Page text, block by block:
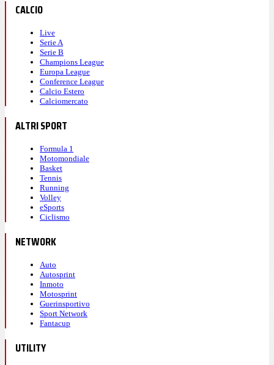
CALCIO
Live
Serie A
Serie B
Champions League
Europa League
Conference League
Calcio Estero
Calciomercato
ALTRI SPORT
Formula 1
Motomondiale
Basket
Tennis
Running
Volley
eSports
Ciclismo
NETWORK
Auto
Autosprint
Inmoto
Motosprint
Guerinsportivo
Sport Network
Fantacup
UTILITY